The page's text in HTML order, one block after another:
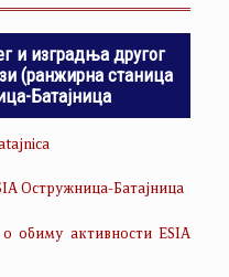
и изградња другог
(ранжирна станица
Батајница
Остружница-Батајница
обиму активности ESIA